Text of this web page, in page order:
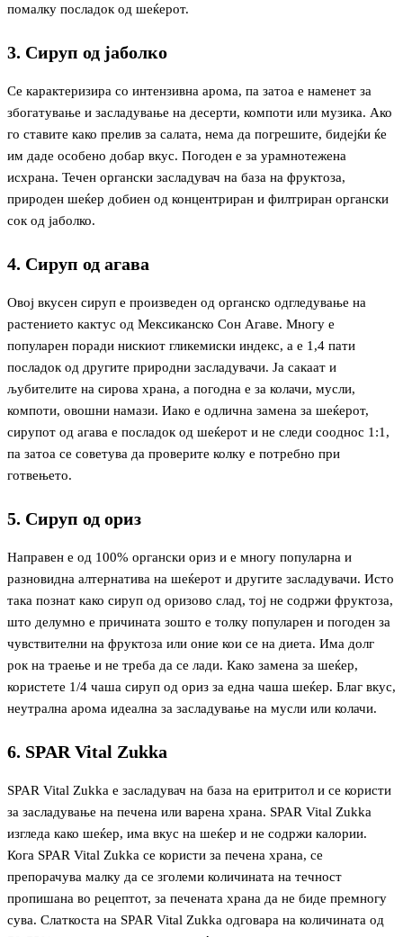
помалку посладок од шеќерот.
3. Сируп од јаболко
Се карактеризира со интензивна арома, па затоа е наменет за
збогатување и засладување на десерти, компоти или музика. Ако
го ставите како прелив за салата, нема да погрешите, бидејќи ќе
им даде особено добар вкус. Погоден е за урамнотежена
исхрана. Течен органски засладувач на база на фруктоза,
природен шеќер добиен од концентриран и филтриран органски
сок од јаболко.
4. Сируп од агава
Овој вкусен сируп е произведен од органско одгледување на
растението кактус од Мексиканско Сон Агаве. Многу е
популарен поради нискиот гликемиски индекс, а е 1,4 пати
посладок од другите природни засладувачи. Ја сакаат и
љубителите на сирова храна, а погодна е за колачи, мусли,
компоти, овошни намази. Иако е одлична замена за шеќерот,
сирупот од агава е посладок од шеќерот и не следи сооднос 1:1,
па затоа се советува да проверите колку е потребно при
готвењето.
5. Сируп од ориз
Направен е од 100% органски ориз и е многу популарна и
разновидна алтернатива на шеќерот и другите засладувачи. Исто
така познат како сируп од оризово слад, тој не содржи фруктоза,
што делумно е причината зошто е толку популарен и погоден за
чувствителни на фруктоза или оние кои се на диета. Има долг
рок на траење и не треба да се лади. Како замена за шеќер,
користете 1/4 чаша сируп од ориз за една чаша шеќер. Благ вкус,
неутрална арома идеална за засладување на мусли или колачи.
6. SPAR Vital Zukka
SPAR Vital Zukka е засладувач на база на еритритол и се користи
за засладување на печена или варена храна. SPAR Vital Zukka
изгледа како шеќер, има вкус на шеќер и не содржи калории.
Кога SPAR Vital Zukka се користи за печена храна, се
препорачува малку да се зголеми количината на течност
пропишана во рецептот, за печената храна да не биде премногу
сува. Слаткоста на SPAR Vital Zukka одговара на количината од